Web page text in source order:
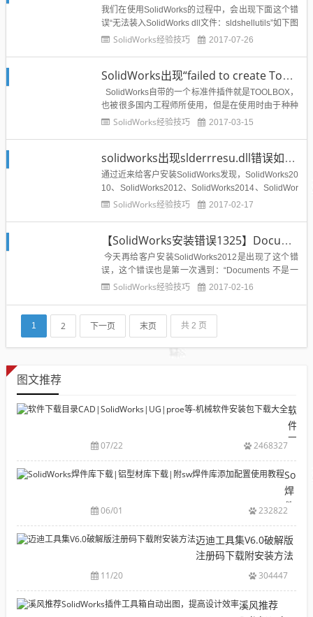
我们在使用SolidWorks的过程中，会出现下面这个错
误“无法装入SolidWorks dll文件：sldshellutils”如下图
所示：那么出现这个错误该如何处理呢？常用的办法
误，就需要用下面...
SolidWorks经验技巧 2017-07-26
SolidWorks出现“failed to create Toolboxlibrary object”toolbox错误提示怎么办？
SolidWorks自带的一个标准件插件就是TOOLBOX，
也被很多国内工程师所使用，但是在使用时由于种种
原因造成SolidWorks异形孔或者是toolbox无法生成插
SolidWorks经验技巧 2017-03-15
solidworks出现slderrresu.dll错误如何解决？亲测有效
通过近来给客户安装SolidWorks发现，SolidWorks20
10、SolidWorks2012、SolidWorks2014、SolidWor
ks2015、SolidWorks2016、SolidWorks2017都会出
SolidWorks经验技巧 2017-02-17
【SolidWorks安装错误1325】Documents 不是一个有效的短文件名如何解决？
今天再给客户安装SolidWorks2012是出现了这个错
误，这个错误也是第一次遇到：“Documents 不是一
个有效的短文件名”SolidWorks安装错误提示如图所
dit并点击确定...
SolidWorks经验技巧 2017-02-16
1 2 下一页 末页 共 2 页
图文推荐
软
件
下
目
录
机
械
软
安
07/22 2468327
焊
件
下
载|
型
06/01 232822
迈迪工具集V6.0破解版
注册码下载附安装方法
11/20 304447
溪风推荐